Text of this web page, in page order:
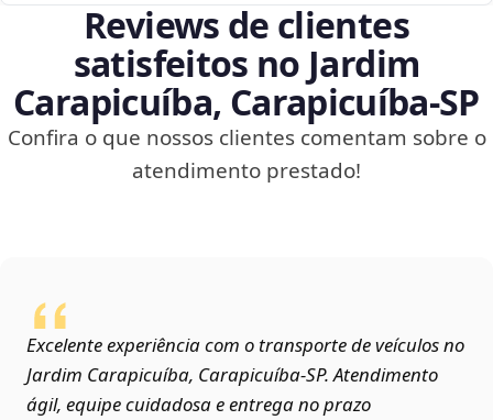
Reviews de clientes
satisfeitos no Jardim
Carapicuíba, Carapicuíba‑SP
Confira o que nossos clientes comentam sobre o
atendimento prestado!
Excelente experiência com o transporte de veículos no
Jardim Carapicuíba, Carapicuíba‑SP. Atendimento
ágil, equipe cuidadosa e entrega no prazo